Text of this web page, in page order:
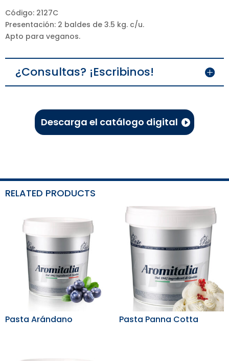
Código: 2127C
Presentación: 2 baldes de 3.5 kg. c/u.
Apto para veganos.
¿Consultas? ¡Escribinos!
Descarga el catálogo digital
RELATED PRODUCTS
Pasta Arándano Pasta Panna Cotta